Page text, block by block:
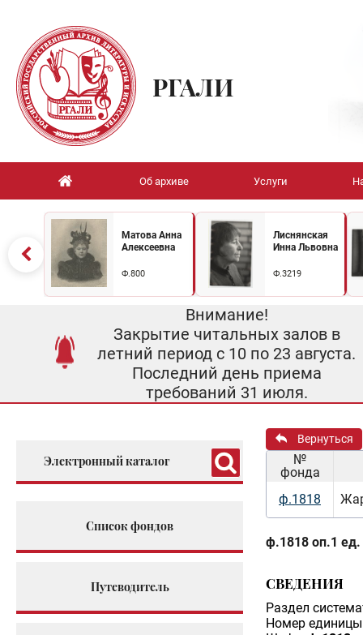
РГАЛИ
Об архиве Услуги
Матова Анна
Алексеевна
Ф.800
Лиснянская
Инна Львовна
Ф.3219
Внимание!
Закрытие читальных залов в
летний период с 10 по 23 августа.
Последний день приема
требований 31 июля.
Электронный каталог
Список фондов
Путеводитель
Вернуться
№
фонда
ф.1818
ф.1818 оп.1 ед.
СВЕДЕНИЯ
Раздел
Номер единицы